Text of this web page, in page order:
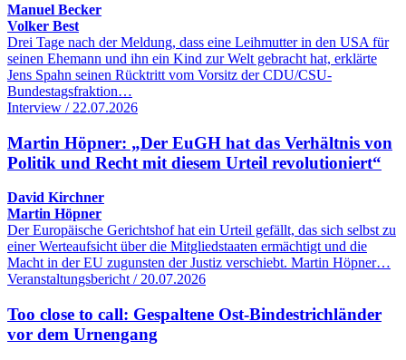
Manuel Becker
Volker Best
Drei Tage nach der Meldung, dass eine Leihmutter in den USA für
seinen Ehemann und ihn ein Kind zur Welt gebracht hat, erklärte
Jens Spahn seinen Rücktritt vom Vorsitz der CDU/CSU-
Bundestagsfraktion…
Interview / 22.07.2026
Martin Höpner: „Der EuGH hat das Verhältnis von
Politik und Recht mit diesem Urteil revolutioniert“
David Kirchner
Martin Höpner
Der Europäische Gerichtshof hat ein Urteil gefällt, das sich selbst zu
einer Werteaufsicht über die Mitgliedstaaten ermächtigt und die
Macht in der EU zugunsten der Justiz verschiebt. Martin Höpner…
Veranstaltungsbericht / 20.07.2026
Too close to call: Gespaltene Ost-Bindestrichländer
vor dem Urnengang